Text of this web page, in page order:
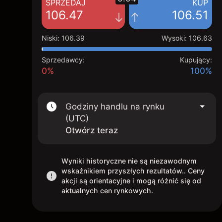
SPRZEDAJ
106.47
KUP
106.51
Niski: 106.39 Wysoki: 106.63
Sprzedawcy:
0%
Kupujący:
100%
Godziny handlu na rynku
(UTC)
Otwórz teraz
Wyniki historyczne nie są niezawodnym
wskaźnikiem przyszłych rezultatów.. Ceny
akcji są orientacyjne i mogą różnić się od
aktualnych cen rynkowych.